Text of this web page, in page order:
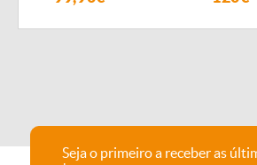
Seja o primeiro a receber as